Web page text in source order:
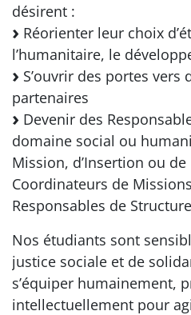
désirent :
Réorienter leur choix
l’humanitaire, le
S’ouvrir des portes vers
partenaires
Devenir des
domaine social ou
Mission, d’Insertion ou
Coordinateurs de
Responsables de Structure
Nos étudiants sont
justice sociale et de
s’équiper humainement,
intellectuellement pour